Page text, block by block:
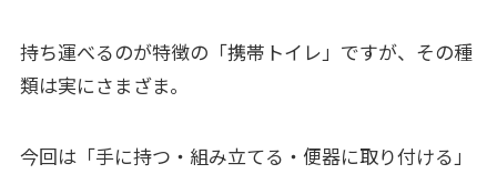
持ち運べるのが特徴の「携帯トイレ」ですが、その種
類は実にさまざま。
今回は「手に持つ・組み立てる・便器に取り付ける」